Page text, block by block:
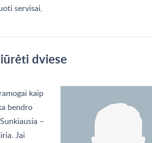
servisai,
dviese
kaip
bendro
–
Jai